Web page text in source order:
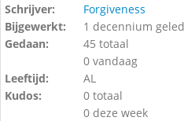
Schrijver:
Forgiveness
Bijgewerkt:
1 decennium
Gedaan:
45 totaal
0 vandaag
Leeftijd:
AL
Kudos:
0 totaal
0 deze week